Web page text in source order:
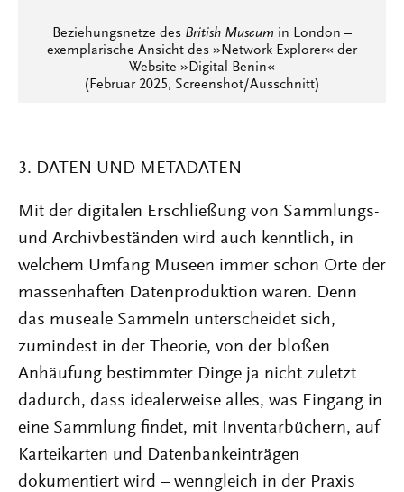
Beziehungsnetze des British Museum in London –
exemplarische Ansicht des »Network Explorer« der
Website »Digital Benin«
(Februar 2025, Screenshot/Ausschnitt)
3. DATEN UND METADATEN
Mit der digitalen Erschließung von Sammlungs-
und Archivbeständen wird auch kenntlich, in
welchem Umfang Museen immer schon Orte der
massenhaften Datenproduktion waren. Denn
das museale Sammeln unterscheidet sich,
zumindest in der Theorie, von der bloßen
Anhäufung bestimmter Dinge ja nicht zuletzt
dadurch, dass idealerweise alles, was Eingang in
eine Sammlung findet, mit Inventarbüchern, auf
Karteikarten und Datenbankeinträgen
dokumentiert wird – wenngleich in der Praxis